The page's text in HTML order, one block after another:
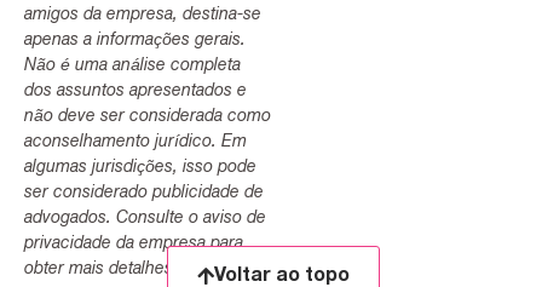
amigos da empresa, destina-se
apenas a informações gerais.
Não é uma análise completa
dos assuntos apresentados e
não deve ser considerada como
aconselhamento jurídico. Em
algumas jurisdições, isso pode
ser considerado publicidade de
advogados. Consulte o aviso de
privacidade da empresa para
obter mais detalhes.
Voltar ao topo